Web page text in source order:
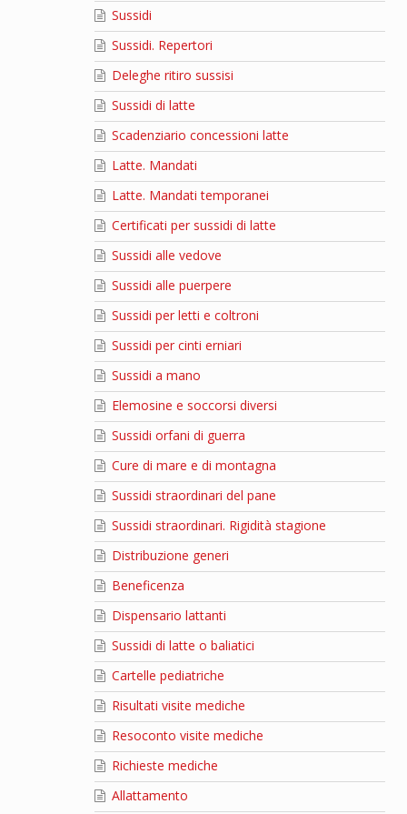
Sussidi
Sussidi. Repertori
Deleghe ritiro sussisi
Sussidi di latte
Scadenziario concessioni latte
Latte. Mandati
Latte. Mandati temporanei
Certificati per sussidi di latte
Sussidi alle vedove
Sussidi alle puerpere
Sussidi per letti e coltroni
Sussidi per cinti erniari
Sussidi a mano
Elemosine e soccorsi diversi
Sussidi orfani di guerra
Cure di mare e di montagna
Sussidi straordinari del pane
Sussidi straordinari. Rigidità stagione
Distribuzione generi
Beneficenza
Dispensario lattanti
Sussidi di latte o baliatici
Cartelle pediatriche
Risultati visite mediche
Resoconto visite mediche
Richieste mediche
Allattamento